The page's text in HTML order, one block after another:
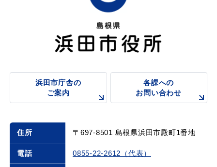
目的から探す
ごみ・リサイクル
浜田市庁舎の
ご案内
各課への
お問い合わせ
住所 〒697-8501 島根県浜田市殿町1番地
電話 0855-22-2612（代表）